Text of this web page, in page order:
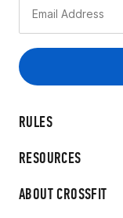
RULES
RESOURCES
ABOUT CROSSFIT